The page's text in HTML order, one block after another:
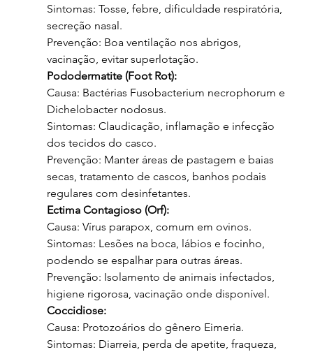
Sintomas: Tosse, febre, dificuldade respiratória,
secreção nasal.
Prevenção: Boa ventilação nos abrigos,
vacinação, evitar superlotação.
Pododermatite (Foot Rot):
Causa: Bactérias Fusobacterium necrophorum e
Dichelobacter nodosus.
Sintomas: Claudicação, inflamação e infecção
dos tecidos do casco.
Prevenção: Manter áreas de pastagem e baias
secas, tratamento de cascos, banhos podais
regulares com desinfetantes.
Ectima Contagioso (Orf):
Causa: Vírus parapox, comum em ovinos.
Sintomas: Lesões na boca, lábios e focinho,
podendo se espalhar para outras áreas.
Prevenção: Isolamento de animais infectados,
higiene rigorosa, vacinação onde disponível.
Coccidiose:
Causa: Protozoários do gênero Eimeria.
Sintomas: Diarreia, perda de apetite, fraqueza,